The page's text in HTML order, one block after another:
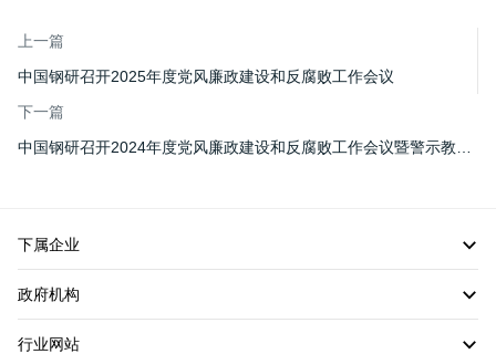
上一篇
中国钢研召开2025年度党风廉政建设和反腐败工作会议
下一篇
下属企业
政府机构
行业网站